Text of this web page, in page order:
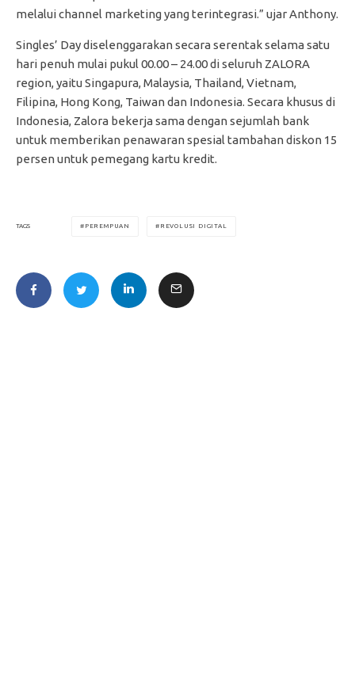
melalui channel marketing yang terintegrasi.” ujar Anthony.
Singles’ Day diselenggarakan secara serentak selama satu
hari penuh mulai pukul 00.00 – 24.00 di seluruh ZALORA
region, yaitu Singapura, Malaysia, Thailand, Vietnam,
Filipina, Hong Kong, Taiwan dan Indonesia. Secara khusus di
Indonesia, Zalora bekerja sama dengan sejumlah bank
untuk memberikan penawaran spesial tambahan diskon 15
persen untuk pemegang kartu kredit.
TAGS PEREMPUAN REVOLUSI DIGITAL